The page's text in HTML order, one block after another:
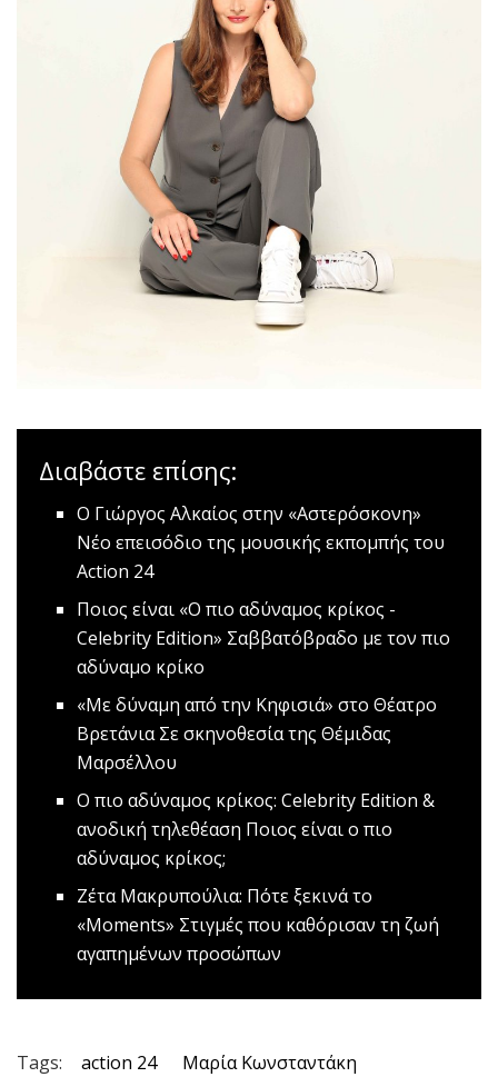
Διαβάστε επίσης:
O Γιώργος Αλκαίος στην «Αστερόσκονη»
Nέο επεισόδιο της μουσικής εκπομπής του
Action 24
Ποιος είναι «Ο πιο αδύναμος κρίκος -
Celebrity Edition» Σαββατόβραδο με τον πιο
αδύναμο κρίκο
«Με δύναμη από την Κηφισιά» στο Θέατρο
ΒρετάνιαΣε σκηνοθεσία της Θέμιδας
Μαρσέλλου
Ο πιο αδύναμος κρίκος: Celebrity Edition &
ανοδική τηλεθέαση Ποιος είναι ο πιο
αδύναμος κρίκος;
Ζέτα Μακρυπούλια: Πότε ξεκινά το
«Μοments» Στιγμές που καθόρισαν τη ζωή
αγαπημένων προσώπων
Tags: action 24
Μαρία Κωνσταντάκη